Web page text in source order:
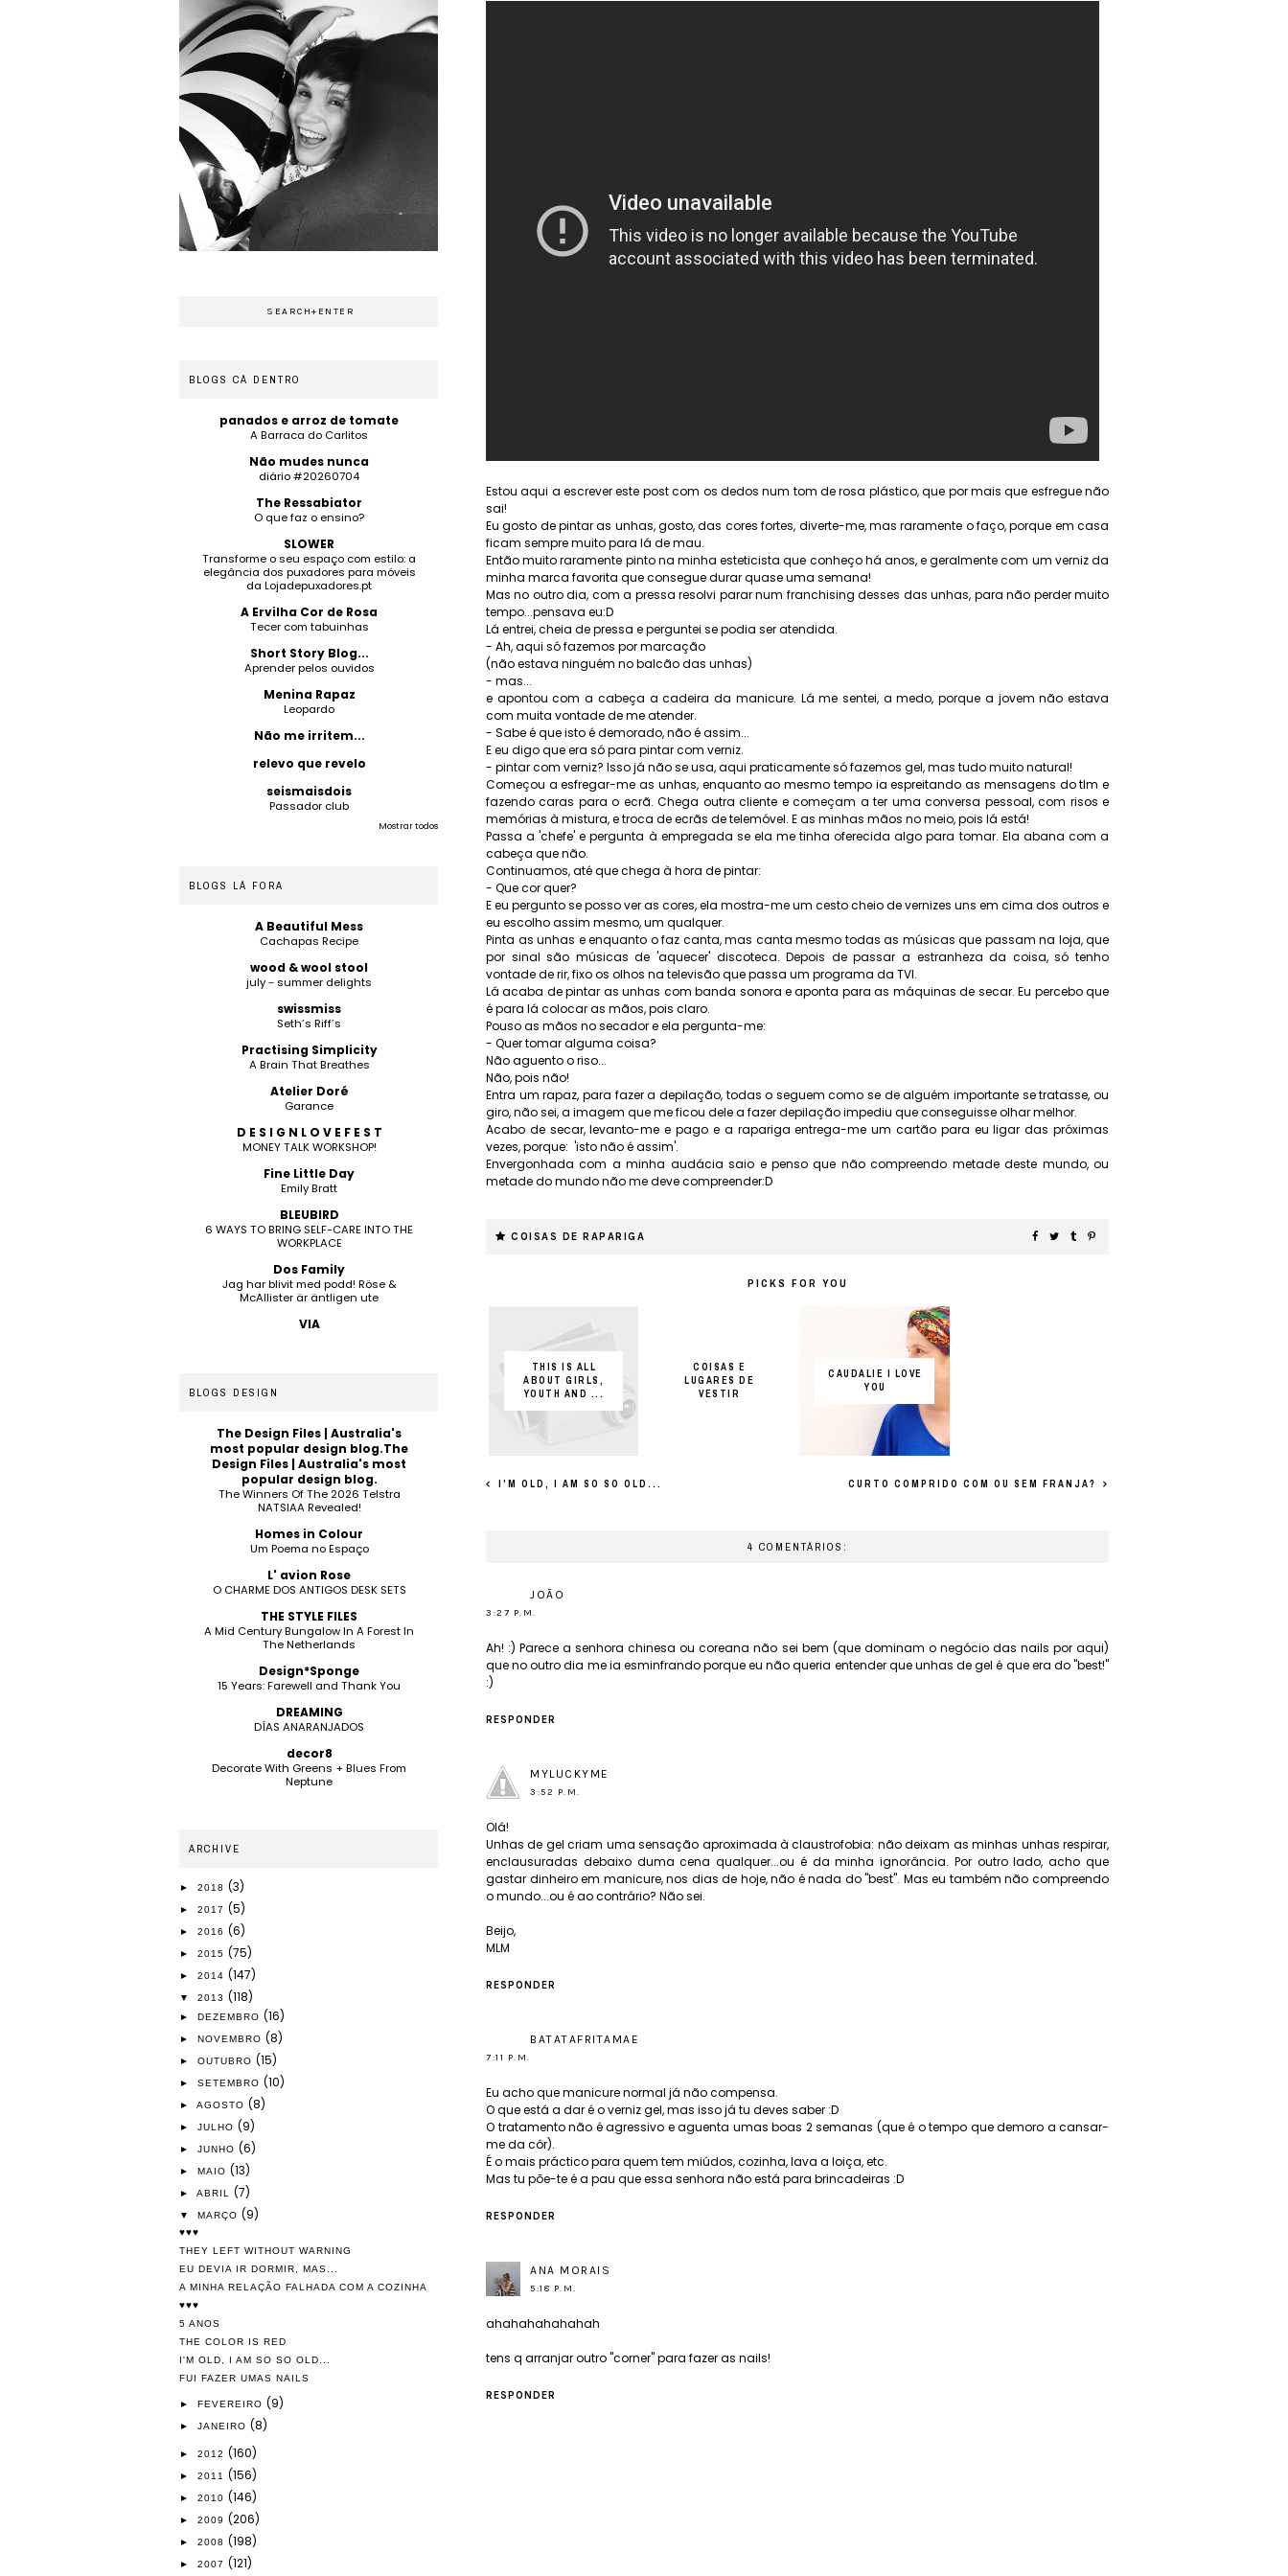
Estou aqui a escrever este post com os dedos num tom de rosa plástico, que por mais que esfregue não
sai!
Eu gosto de pintar as unhas, gosto, das cores fortes, diverte-me, mas raramente o faço, porque em casa
ficam sempre muito para lá de mau.
Então muito raramente pinto na minha esteticista que conheço há anos, e geralmente com um verniz da
minha marca favorita que consegue durar quase uma semana!
Mas no outro dia, com a pressa resolvi parar num franchising desses das unhas, para não perder muito
tempo...pensava eu:D
Lá entrei, cheia de pressa e perguntei se podia ser atendida.
- Ah, aqui só fazemos por marcação
(não estava ninguém no balcão das unhas)
- mas...
e apontou com a cabeça a cadeira da manicure. Lá me sentei, a medo, porque a jovem não estava
com muita vontade de me atender.
- Sabe é que isto é demorado, não é assim...
E eu digo que era só para pintar com verniz.
- pintar com verniz? Isso já não se usa, aqui praticamente só fazemos gel, mas tudo muito natural!
Começou a esfregar-me as unhas, enquanto ao mesmo tempo ia espreitando as mensagens do tlm e
fazendo caras para o ecrã. Chega outra cliente e começam a ter uma conversa pessoal, com risos e
memórias à mistura, e troca de ecrãs de telemóvel. E as minhas mãos no meio, pois lá está!
Passa a 'chefe' e pergunta à empregada se ela me tinha oferecida algo para tomar. Ela abana com a
cabeça que não.
Continuamos, até que chega à hora de pintar:
- Que cor quer?
E eu pergunto se posso ver as cores, ela mostra-me um cesto cheio de vernizes uns em cima dos outros e
eu escolho assim mesmo, um qualquer.
Pinta as unhas e enquanto o faz canta, mas canta mesmo todas as músicas que passam na loja, que
por sinal são músicas de 'aquecer' discoteca. Depois de passar a estranheza da coisa, só tenho
vontade de rir, fixo os olhos na televisão que passa um programa da TVI.
Lá acaba de pintar as unhas com banda sonora e aponta para as máquinas de secar. Eu percebo que
é para lá colocar as mãos, pois claro.
Pouso as mãos no secador e ela pergunta-me:
- Quer tomar alguma coisa?
Não aguento o riso...
Não, pois não!
Entra um rapaz, para fazer a depilação, todas o seguem como se de alguém importante se tratasse, ou
giro, não sei, a imagem que me ficou dele a fazer depilação impediu que conseguisse olhar melhor.
Acabo de secar, levanto-me e pago e a rapariga entrega-me um cartão para eu ligar das próximas
vezes, porque: 'isto não é assim'.
Envergonhada com a minha audácia saio e penso que não compreendo metade deste mundo, ou
metade do mundo não me deve compreender:D
COISAS DE RAPARIGA
PICKS FOR YOU
THIS IS ALL
ABOUT GIRLS,
YOUTH AND ...
COISAS E
LUGARES DE
VESTIR
CAUDALIE I LOVE
YOU
I'M OLD, I AM SO SO OLD... CURTO COMPRIDO COM OU SEM FRANJA?
4 COMENTÁRIOS:
JOÃO
3:27 P.M.
Ah! :) Parece a senhora chinesa ou coreana não sei bem (que dominam o negócio das nails por aqui)
que no outro dia me ia esminfrando porque eu não queria entender que unhas de gel é que era do "best!"
:)
RESPONDER
MYLUCKYME
3:52 P.M.
Olá!
Unhas de gel criam uma sensação aproximada à claustrofobia: não deixam as minhas unhas respirar,
enclausuradas debaixo duma cena qualquer...ou é da minha ignorância. Por outro lado, acho que
gastar dinheiro em manicure, nos dias de hoje, não é nada do "best". Mas eu também não compreendo
o mundo...ou é ao contrário? Não sei.
Beijo,
MLM
RESPONDER
BATATAFRITAMAE
7:11 P.M.
Eu acho que manicure normal já não compensa.
O que está a dar é o verniz gel, mas isso já tu deves saber :D
O tratamento não é agressivo e aguenta umas boas 2 semanas (que é o tempo que demoro a cansar-
me da côr).
É o mais práctico para quem tem miúdos, cozinha, lava a loiça, etc.
Mas tu põe-te é a pau que essa senhora não está para brincadeiras :D
RESPONDER
ANA MORAIS
5:18 P.M.
ahahahahahahah
tens q arranjar outro "corner" para fazer as nails!
RESPONDER
BLOGS CÁ DENTRO
panados e arroz de tomate
A Barraca do Carlitos
Não mudes nunca
diário #20260704
The Ressabiator
O que faz o ensino?
SLOWER
Transforme o seu espaço com estilo: a
elegância dos puxadores para móveis
da Lojadepuxadores.pt
A Ervilha Cor de Rosa
Tecer com tabuinhas
Short Story Blog...
Aprender pelos ouvidos
Menina Rapaz
Leopardo
Não me irritem...
relevo que revelo
seismaisdois
Passador club
Mostrar todos
BLOGS LÁ FORA
A Beautiful Mess
Cachapas Recipe
wood & wool stool
july - summer delights
swissmiss
Seth’s Riff’s
Practising Simplicity
A Brain That Breathes
Atelier Doré
Garance
D E S I G N L O V E F E S T
MONEY TALK WORKSHOP!
Fine Little Day
Emily Bratt
BLEUBIRD
6 WAYS TO BRING SELF-CARE INTO THE
WORKPLACE
Dos Family
Jag har blivit med podd! Röse &
McAllister är äntligen ute
VIA
BLOGS DESIGN
The Design Files | Australia's
most popular design blog.The
Design Files | Australia's most
popular design blog.
The Winners Of The 2026 Telstra
NATSIAA Revealed!
Homes in Colour
Um Poema no Espaço
L' avion Rose
O CHARME DOS ANTIGOS DESK SETS
THE STYLE FILES
A Mid Century Bungalow In A Forest In
The Netherlands
Design*Sponge
15 Years: Farewell and Thank You
DREAMING
DÍAS ANARANJADOS
decor8
Decorate With Greens + Blues From
Neptune
ARCHIVE
► 2018 (3)
► 2017 (5)
► 2016 (6)
► 2015 (75)
► 2014 (147)
▼ 2013 (118)
► DEZEMBRO (16)
► NOVEMBRO (8)
► OUTUBRO (15)
► SETEMBRO (10)
► AGOSTO (8)
► JULHO (9)
► JUNHO (6)
► MAIO (13)
► ABRIL (7)
▼ MARÇO (9)
♥♥♥
THEY LEFT WITHOUT WARNING
EU DEVIA IR DORMIR, MAS...
A MINHA RELAÇÃO FALHADA COM A COZINHA
♥♥♥
5 ANOS
THE COLOR IS RED
I'M OLD, I AM SO SO OLD...
FUI FAZER UMAS NAILS
► FEVEREIRO (9)
► JANEIRO (8)
► 2012 (160)
► 2011 (156)
► 2010 (146)
► 2009 (206)
► 2008 (198)
► 2007 (121)